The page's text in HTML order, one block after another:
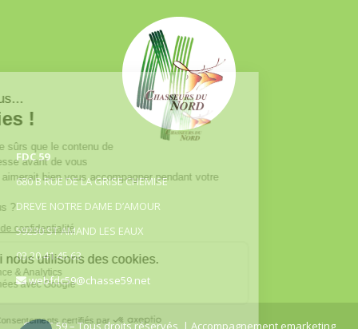
FDC 59
680 B RUE DE LA GRISE CHEMISE
DREVE NOTRE DAME D’AMOUR
59230 ST AMAND LES EAUX
03.20.41.45.63
webfdc59@chasse59.net
© FDC 59 – Tous droits réservés | Accompagnement emarketing